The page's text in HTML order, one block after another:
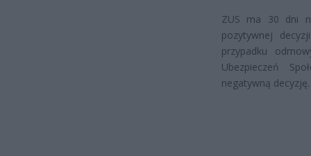
ZUS ma 30 dni
pozytywnej
przypadku
Ubezpieczeń
negatywną decyzję.